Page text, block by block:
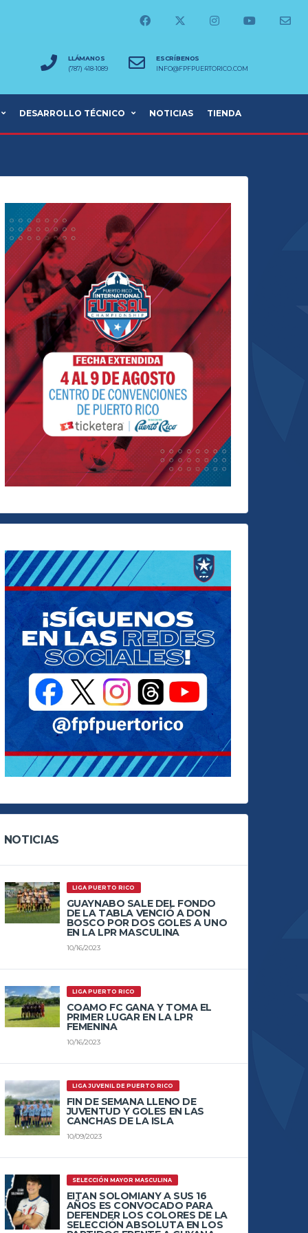
LLÁMANOS
(787) 418-1089
ESCRÍBENOS
INFO@FPFPUERTORICO.COM
DESARROLLO TÉCNICO NOTICIAS TIENDA
NOTICIAS
LIGA PUERTO RICO
GUAYNABO SALE DEL FONDO
DE LA TABLA VENCIÓ A DON
BOSCO POR DOS GOLES A UNO
EN LA LPR MASCULINA
10/16/2023
LIGA PUERTO RICO
COAMO FC GANA Y TOMA EL
PRIMER LUGAR EN LA LPR
FEMENINA
10/16/2023
LIGA JUVENIL DE PUERTO RICO
FIN DE SEMANA LLENO DE
JUVENTUD Y GOLES EN LAS
CANCHAS DE LA ISLA
10/09/2023
SELECCIÓN MAYOR MASCULINA
EITAN SOLOMIANY A SUS 16
AÑOS ES CONVOCADO PARA
DEFENDER LOS COLORES DE LA
SELECCIÓN ABSOLUTA EN LOS